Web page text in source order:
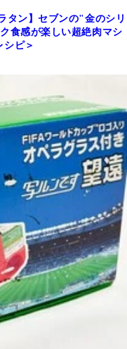
タン】セブンの"金のシリ
食感が楽しい超絶肉マシ
ピ＞